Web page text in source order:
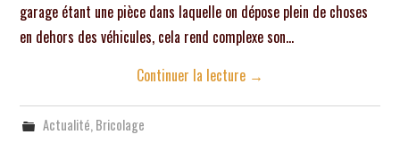
garage étant une pièce dans laquelle on dépose plein de choses
en dehors des véhicules, cela rend complexe son…
Continuer la lecture →
Actualité,Bricolage